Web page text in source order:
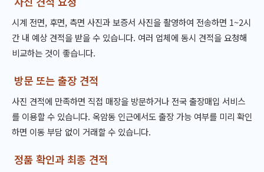
시계 전면, 후면, 측면 사진과 보증서 사진을 촬영하여 전송하면 1~2시
간 내 예상 견적을 받을 수 있습니다. 여러 업체에 동시 견적을 요청해
비교하는 것이 좋습니다.
방문 또는 출장 견적
사진 견적에 만족하면 직접 매장을 방문하거나 전국 출장매입 서비스
를 이용할 수 있습니다. 옥암동 인근에서도 출장 가능 여부를 미리 확인
하면 이동 부담 없이 거래할 수 있습니다.
정품 확인과 최종 견적